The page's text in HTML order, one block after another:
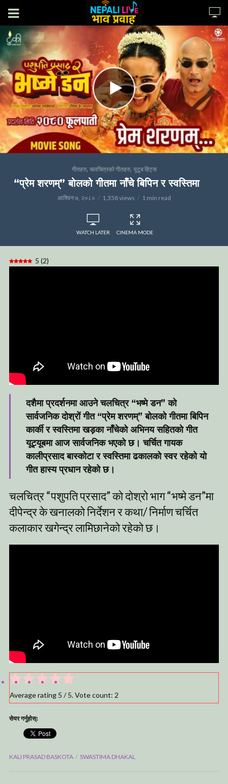
गीतहरु, चलचित्रको गीतहरु, यूटूब हिट्स
“प्रेम शरणम्” बोलको गीतमा नाँचे बिपिन र स्वस्तिमा
आश्विन ७, २०८० 1,358 views 1 min read
WATCH LATER CINEMA MODE
5 (2)
दशैमा प्रदर्शनमा आउने चलचित्र “भष्मे डन” को
सार्वजनिक दोश्रों गीत “प्रेम शरणम्” बोलको गीतमा बिपिन
कार्की र स्वस्तिमा खड़का नाँचेको अभिनय सहितको गीत
यूट्यूबमा आज सार्वजनिक भएको छ। चर्चित गायक
कालीप्रसाद बास्कोटा र स्वस्तिमा ढकालको स्वर रहेको यो
गीत हास्य प्रधान रहेको छ।
चलचित्र “पशुपति प्रसाद” को दोश्रो भाग “भष्मे डन”मा
दीपेन्द्र के खनालको निर्देशन र कथा/ निर्माण चर्चित
कलाकार खगेन्द्र लामिछानेको रहेको छ।
Average rating 5 / 5. Vote count: 2
सेयर गर्नुहोस्:
KALI PRASAD BASKOTA SWASTIMA DHAKAL